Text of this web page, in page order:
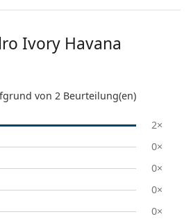
Ivory Havana
von 2 Beurteilung(en)
2×
0×
0×
0×
0×